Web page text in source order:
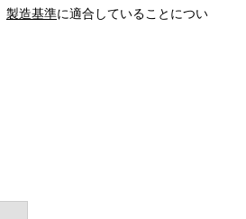
製造基準に適合していることについ